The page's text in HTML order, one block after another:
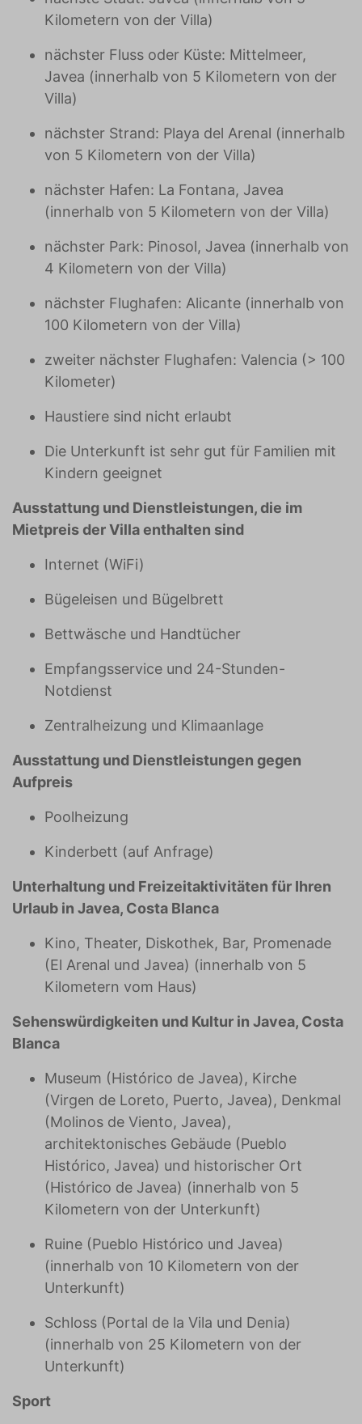
Kilometern von der Villa)
nächster Fluss oder Küste: Mittelmeer,
Javea (innerhalb von 5 Kilometern von der
Villa)
nächster Strand: Playa del Arenal (innerhalb
von 5 Kilometern von der Villa)
nächster Hafen: La Fontana, Javea
(innerhalb von 5 Kilometern von der Villa)
nächster Park: Pinosol, Javea (innerhalb von
4 Kilometern von der Villa)
nächster Flughafen: Alicante (innerhalb von
100 Kilometern von der Villa)
zweiter nächster Flughafen: Valencia (> 100
Kilometer)
Haustiere sind nicht erlaubt
Die Unterkunft ist sehr gut für Familien mit
Kindern geeignet
Ausstattung und Dienstleistungen, die im
Mietpreis der Villa enthalten sind
Internet (WiFi)
Bügeleisen und Bügelbrett
Bettwäsche und Handtücher
Empfangsservice und 24-Stunden-
Notdienst
Zentralheizung und Klimaanlage
Ausstattung und Dienstleistungen gegen
Aufpreis
Poolheizung
Kinderbett (auf Anfrage)
Unterhaltung und Freizeitaktivitäten für Ihren
Urlaub in Javea, Costa Blanca
Kino, Theater, Diskothek, Bar, Promenade
(El Arenal und Javea) (innerhalb von 5
Kilometern vom Haus)
Sehenswürdigkeiten und Kultur in Javea, Costa
Blanca
Museum (Histórico de Javea), Kirche
(Virgen de Loreto, Puerto, Javea), Denkmal
(Molinos de Viento, Javea),
architektonisches Gebäude (Pueblo
Histórico, Javea) und historischer Ort
(Histórico de Javea) (innerhalb von 5
Kilometern von der Unterkunft)
Ruine (Pueblo Histórico und Javea)
(innerhalb von 10 Kilometern von der
Unterkunft)
Schloss (Portal de la Vila und Denia)
(innerhalb von 25 Kilometern von der
Unterkunft)
Sport